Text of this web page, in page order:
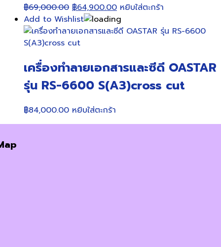
฿69,000.00 Original
price
was:
฿69,000.00.
฿64,900.00Current
price
is:
หยิบใส่ตะกร้า
Add to Wishlist
เครื่องทำลายเอกสารและซีดี OASTAR
รุ่น RS-6600 S(A3)cross cut
฿84,000.00 หยิบใส่ตะกร้า